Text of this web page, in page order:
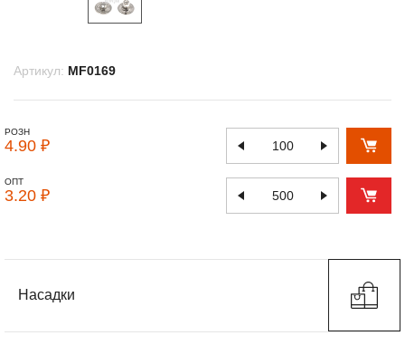
Артикул: MF0169
РОЗН
4.90 ₽
ОПТ
3.20 ₽
Насадки